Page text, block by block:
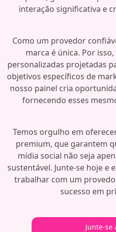
interação significativa e
Como um provedor
marca é única. Por
personalizadas projetadas
objetivos específicos de
nosso painel cria
fornecendo esses
Temos orgulho em
premium, que garantem
mídia social não seja
sustentável. Junte-se hoje e
trabalhar com um
sucesso em
Junte-se